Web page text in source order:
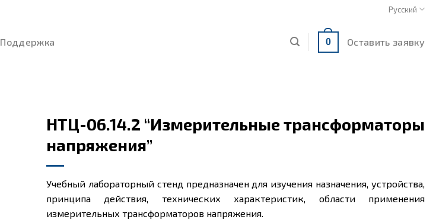
Русский
Поддержка 0 Оставить заявку
НТЦ-06.14.2 “Измерительные трансформаторы
напряжения”
Учебный лабораторный стенд предназначен для изучения назначения, устройства,
принципа действия, технических характеристик, области применения
измерительных трансформаторов напряжения.